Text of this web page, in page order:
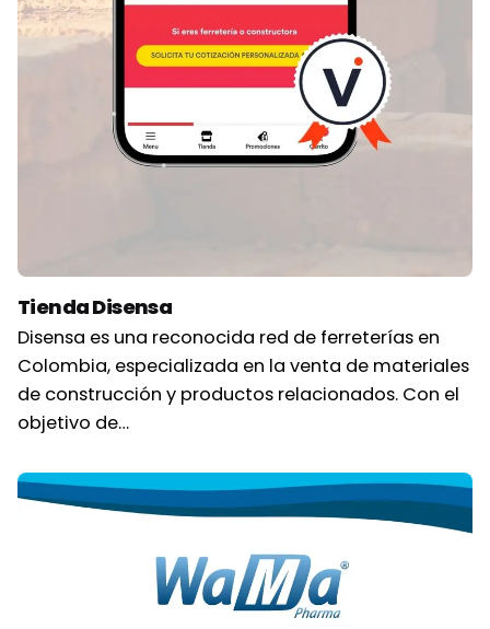
Tienda Disensa
Disensa es una reconocida red de ferreterías en
Colombia, especializada en la venta de materiales
de construcción y productos relacionados. Con el
objetivo de…